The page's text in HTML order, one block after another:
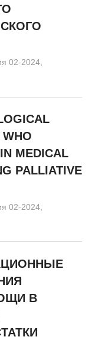
02-2024
WHO
MEDICAL
PALLIATIVE
02-2024
В